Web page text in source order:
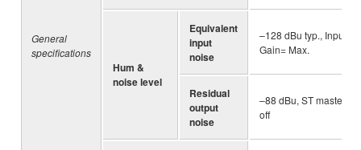
General
specifications
Hum &
noise level
Equivalent
input
noise
–128 dBu typ., Input
Gain= Max.
Residual
output
noise
–88 dBu, ST master
off